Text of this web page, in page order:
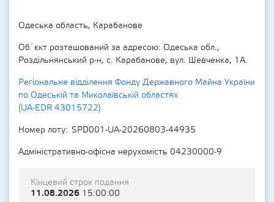
Одеська область, Карабанове
Об`єкт розташований за адресою: Одеська обл.,
Роздільнянський р-н, с. Карабанове, вул. Шевченка, 1А.
Регіональне відділення Фонду Державного Майна України
по Одеській та Миколаївській областях
(UA-EDR 43015722)
Номер лоту
SPD001-UA-20260803-44935
Адміністративно-офісна нерухомість 04230000-9
Кінцевий строк подання
11.08.2026 15:00:00